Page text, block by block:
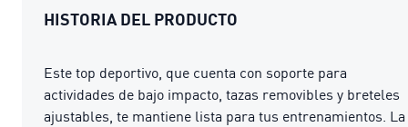
HISTORIA DEL PRODUCTO
Este top deportivo, que cuenta con soporte para
actividades de bajo impacto, tazas removibles y breteles
ajustables, te mantiene lista para tus entrenamientos. La